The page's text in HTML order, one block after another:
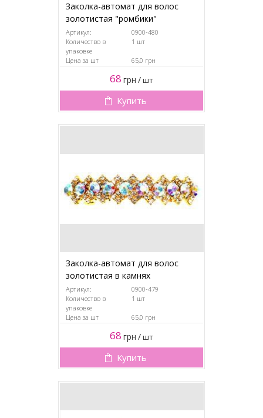
Заколка-автомат для волос
золотистая "ромбики"
Артикул:
0900-480
Количество в
упаковке
1 шт
Цена за шт 65,0 грн
68 грн /шт
Купить
Заколка-автомат для волос
золотистая в камнях
Артикул:
0900-479
Количество в
упаковке
1 шт
Цена за шт 65,0 грн
68 грн /шт
Купить